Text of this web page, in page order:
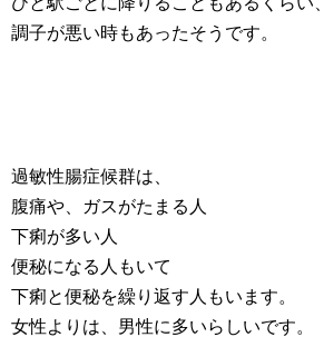
調子が悪い時もあったそうです。
過敏性腸症候群は、
腹痛や、ガスがたまる人
下痢が多い人
便秘になる人もいて
下痢と便秘を繰り返す人もいます。
女性よりは、男性に多いらしいです。